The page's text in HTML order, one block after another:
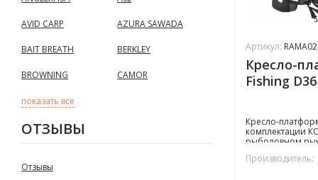
AVID CARP AZURA SAWADA
BAIT BREATH BERKLEY
BROWNING CAMOR
показать все
ОТЗЫВЫ
Отзывы
Артикул: RAMA02
Кресло-
Fishing
​Кресло-
комплектации
рыболовном
перевозить
Производитель: